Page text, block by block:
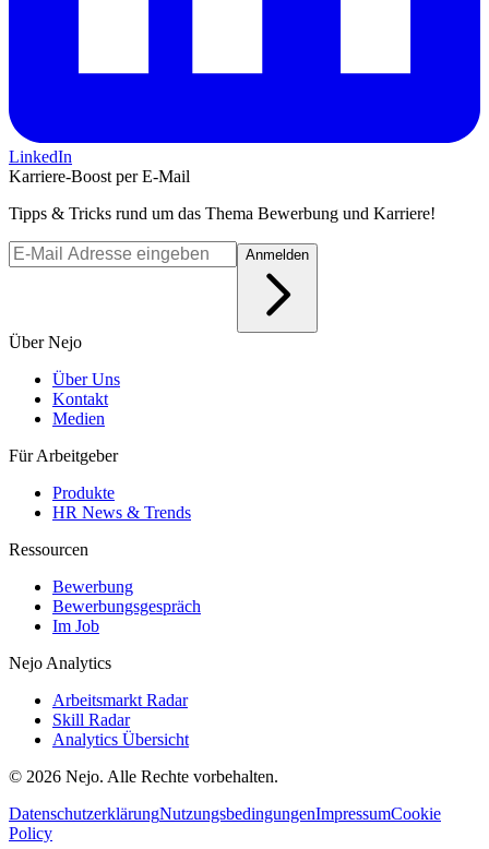
LinkedIn
Karriere-Boost per E-Mail
Tipps & Tricks rund um das Thema Bewerbung und Karriere!
Anmelden
Über Nejo
Über Uns
Kontakt
Medien
Für Arbeitgeber
Produkte
HR News & Trends
Ressourcen
Bewerbung
Bewerbungsgespräch
Im Job
Nejo Analytics
Arbeitsmarkt Radar
Skill Radar
Analytics Übersicht
© 2026 Nejo. Alle Rechte vorbehalten.
DatenschutzerklärungNutzungsbedingungenImpressumCookie
Policy